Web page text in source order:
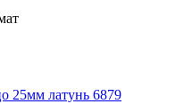
25мм латунь 6879